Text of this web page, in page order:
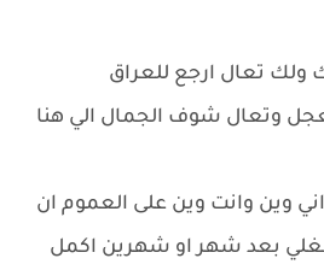
تعال ارجع للعراق
وتعال شوف الجمال الي هنا
وين وانت وين على العموم ان
بعد شهر او شهرين اكمل